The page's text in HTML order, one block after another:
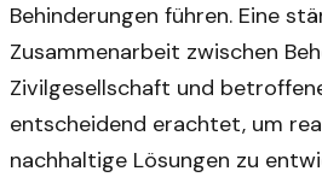
Behinderungen führen. Eine
Zusammenarbeit zwischen
Zivilgesellschaft und
entscheidend erachtet, um
nachhaltige Lösungen zu